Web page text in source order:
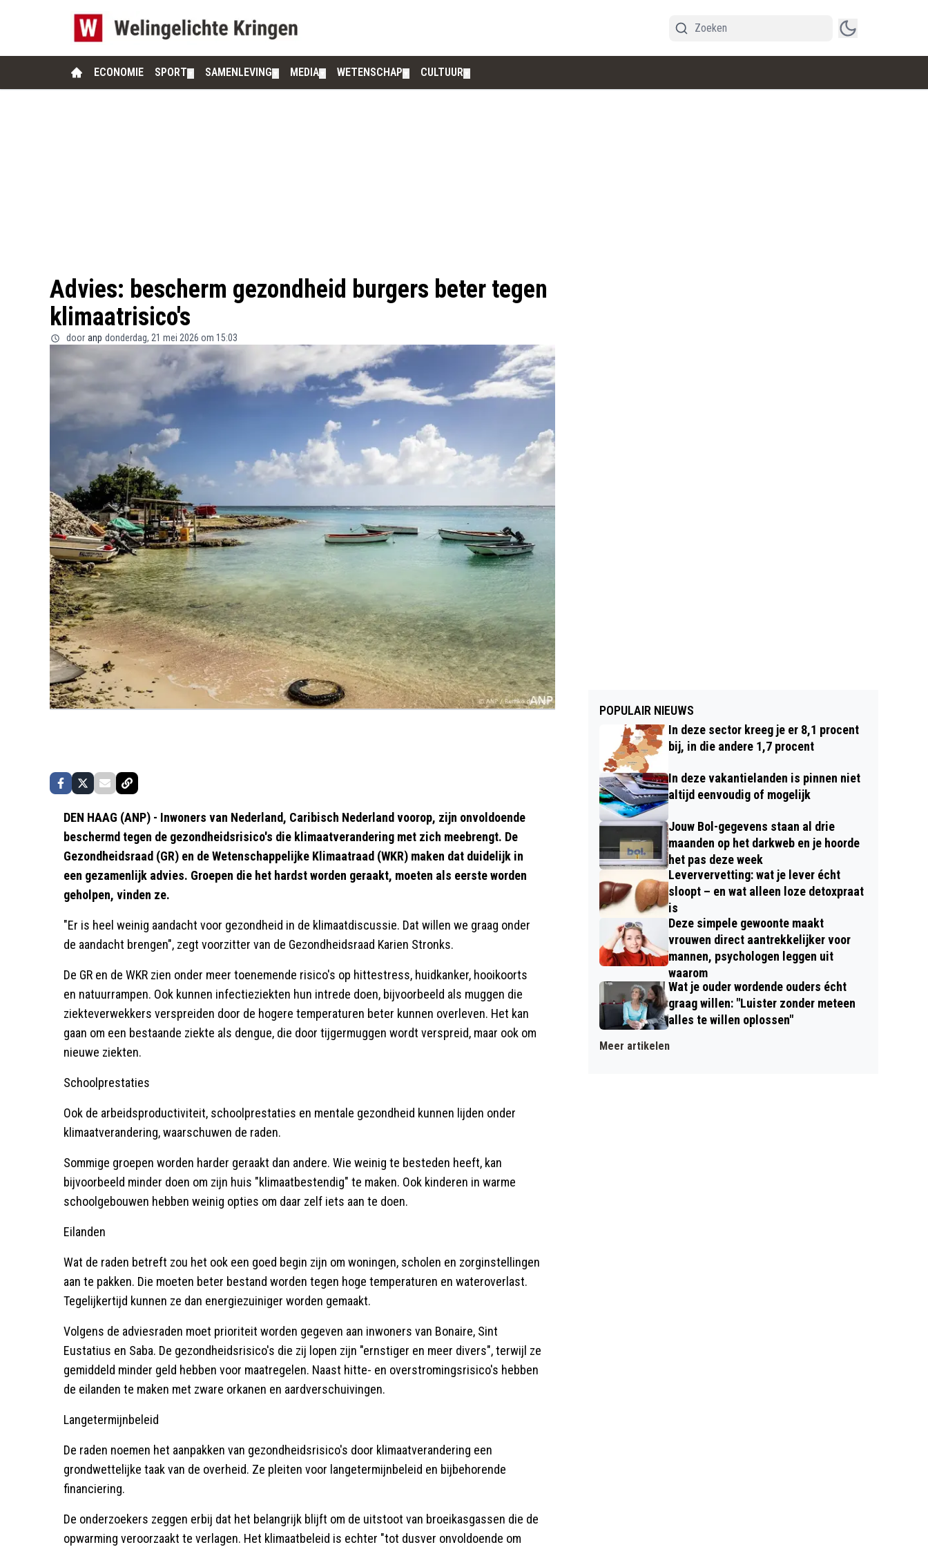
ECONOMIE SPORT SAMENLEVING MEDIA WETENSCHAP CULTUUR
Advies: bescherm gezondheid burgers beter tegen
klimaatrisico's
door anp donderdag, 21 mei 2026 om 15:03
DEN HAAG (ANP) - Inwoners van Nederland, Caribisch Nederland voorop, zijn onvoldoende
beschermd tegen de gezondheidsrisico's die klimaatverandering met zich meebrengt. De
Gezondheidsraad (GR) en de Wetenschappelijke Klimaatraad (WKR) maken dat duidelijk in
een gezamenlijk advies. Groepen die het hardst worden geraakt, moeten als eerste worden
geholpen, vinden ze.
"Er is heel weinig aandacht voor gezondheid in de klimaatdiscussie. Dat willen we graag onder
de aandacht brengen", zegt voorzitter van de Gezondheidsraad Karien Stronks.
De GR en de WKR zien onder meer toenemende risico's op hittestress, huidkanker, hooikoorts
en natuurrampen. Ook kunnen infectieziekten hun intrede doen, bijvoorbeeld als muggen die
ziekteverwekkers verspreiden door de hogere temperaturen beter kunnen overleven. Het kan
gaan om een bestaande ziekte als dengue, die door tijgermuggen wordt verspreid, maar ook om
nieuwe ziekten.
Schoolprestaties
Ook de arbeidsproductiviteit, schoolprestaties en mentale gezondheid kunnen lijden onder
klimaatverandering, waarschuwen de raden.
Sommige groepen worden harder geraakt dan andere. Wie weinig te besteden heeft, kan
bijvoorbeeld minder doen om zijn huis "klimaatbestendig" te maken. Ook kinderen in warme
schoolgebouwen hebben weinig opties om daar zelf iets aan te doen.
Eilanden
Wat de raden betreft zou het ook een goed begin zijn om woningen, scholen en zorginstellingen
aan te pakken. Die moeten beter bestand worden tegen hoge temperaturen en wateroverlast.
Tegelijkertijd kunnen ze dan energiezuiniger worden gemaakt.
Volgens de adviesraden moet prioriteit worden gegeven aan inwoners van Bonaire, Sint
Eustatius en Saba. De gezondheidsrisico's die zij lopen zijn "ernstiger en meer divers", terwijl ze
gemiddeld minder geld hebben voor maatregelen. Naast hitte- en overstromingsrisico's hebben
de eilanden te maken met zware orkanen en aardverschuivingen.
Langetermijnbeleid
De raden noemen het aanpakken van gezondheidsrisico's door klimaatverandering een
grondwettelijke taak van de overheid. Ze pleiten voor langetermijnbeleid en bijbehorende
financiering.
De onderzoekers zeggen erbij dat het belangrijk blijft om de uitstoot van broeikasgassen die de
opwarming veroorzaakt te verlagen. Het klimaatbeleid is echter "tot dusver onvoldoende om
POPULAIR NIEUWS
In deze sector kreeg je er 8,1 procent
bij, in die andere 1,7 procent
In deze vakantielanden is pinnen niet
altijd eenvoudig of mogelijk
Jouw Bol-gegevens staan al drie
maanden op het darkweb en je hoorde
het pas deze week
Leververvetting: wat je lever écht
sloopt – en wat alleen loze detoxpraat
is
Deze simpele gewoonte maakt
vrouwen direct aantrekkelijker voor
mannen, psychologen leggen uit
waarom
Wat je ouder wordende ouders écht
graag willen: "Luister zonder meteen
alles te willen oplossen"
Meer artikelen